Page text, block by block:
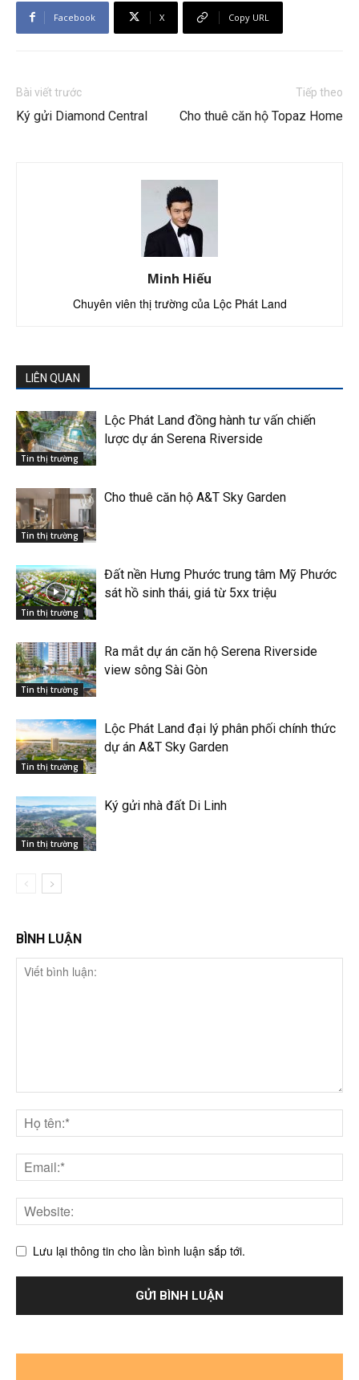
Facebook X Copy URL
Bài viết trước
Ký gửi Diamond Central
Tiếp theo
Cho thuê căn hộ Topaz Home
Minh Hiếu
Chuyên viên thị trường của Lộc Phát Land
LIÊN QUAN
Tin thị trường
Lộc Phát Land đồng hành tư vấn chiến
lược dự án Serena Riverside
Tin thị trường
Cho thuê căn hộ A&T Sky Garden
Tin thị trường
Đất nền Hưng Phước trung tâm Mỹ Phước
sát hồ sinh thái, giá từ 5xx triệu
Tin thị trường
Ra mắt dự án căn hộ Serena Riverside
view sông Sài Gòn
Tin thị trường
Lộc Phát Land đại lý phân phối chính thức
dự án A&T Sky Garden
Tin thị trường
Ký gửi nhà đất Di Linh
BÌNH LUẬN
Lưu lại thông tin cho lần bình luận sắp tới.